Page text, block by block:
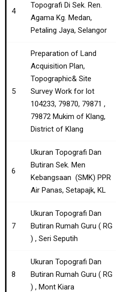
4
Topografi Di Sek. Ren.
Agama Kg. Medan,
Petaling Jaya, Selangor
5
Preparation of Land
Acquisition Plan,
Topographic& Site
Survey Work for lot
104233, 79870, 79871 ,
79872 Mukim of Klang,
District of Klang
6
Ukuran Topografi Dan
Butiran Sek. Men
Kebangsaan (SMK) PPR
Air Panas, Setapajk, KL
7
Ukuran Topografi Dan
Butiran Rumah Guru ( RG
) , Seri Seputih
8
Ukuran Topografi Dan
Butiran Rumah Guru ( RG
) , Mont Kiara